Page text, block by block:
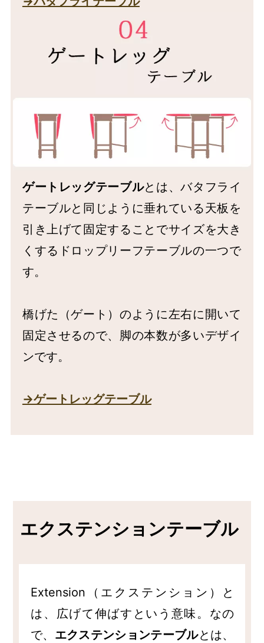
ゲートレッグテーブルとは、バタフライ
テーブルと同じように垂れている天板を
引き上げて固定することでサイズを大き
くするドロップリーフテーブルの一つで
す。
橋げた（ゲート）のように左右に開いて
固定させるので、脚の本数が多いデザイ
ンです。
→ゲートレッグテーブル
エクステンションテーブル
Extension（エクステンション）と
は、広げて伸ばすという意味。なの
で、 エクステンションテーブルとは、